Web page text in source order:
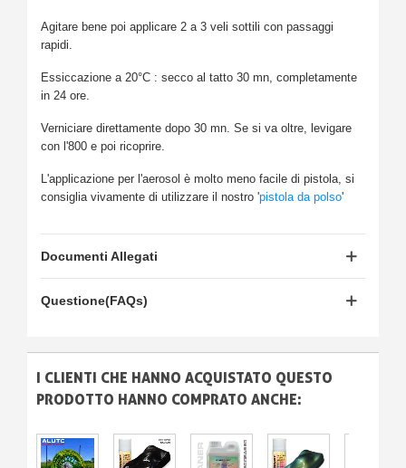
Agitare bene poi applicare 2 a 3 veli sottili con passaggi
rapidi.
Essiccazione a 20°C : secco al tatto 30 mn, completamente
in 24 ore.
Verniciare direttamente dopo 30 mn. Se si va oltre, levigare
con l'800 e poi ricoprire.
L'applicazione per l'aerosol è molto meno facile di pistola, si
consiglia vivamente di utilizzare il nostro 'pistola da polso'
Documenti Allegati
Questione(FAQs)
I CLIENTI CHE HANNO ACQUISTATO QUESTO
PRODOTTO HANNO COMPRATO ANCHE: